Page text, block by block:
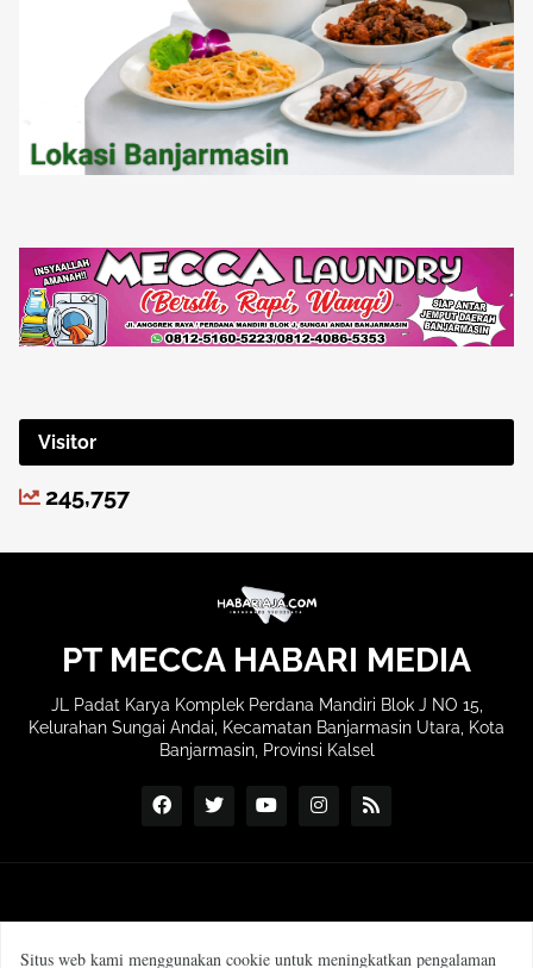
Visitor
245,757
PT MECCA HABARI MEDIA
JL Padat Karya Komplek Perdana Mandiri Blok J NO 15,
Kelurahan Sungai Andai, Kecamatan Banjarmasin Utara, Kota
Banjarmasin, Provinsi Kalsel
Situs web kami menggunakan cookie untuk meningkatkan pengalaman